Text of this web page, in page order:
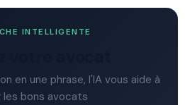
INTELLIGENTE
en une phrase, l'IA vous aide à
les bons avocats